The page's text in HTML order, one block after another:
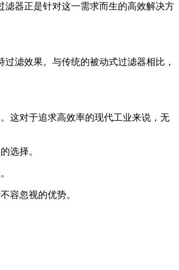
器正是针对这一需求而生的高效解决方
滤效果。与传统的被动式过滤器相比，
这对于追求高效率的现代工业来说，无
选择。
容忽视的优势。